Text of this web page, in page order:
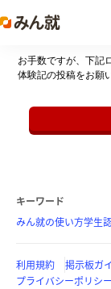
お手数ですが、下記
体験記の投稿をお願
キーワード
みん就の使い方学生
利用規約 掲示板ガ
プライバシーポリシー